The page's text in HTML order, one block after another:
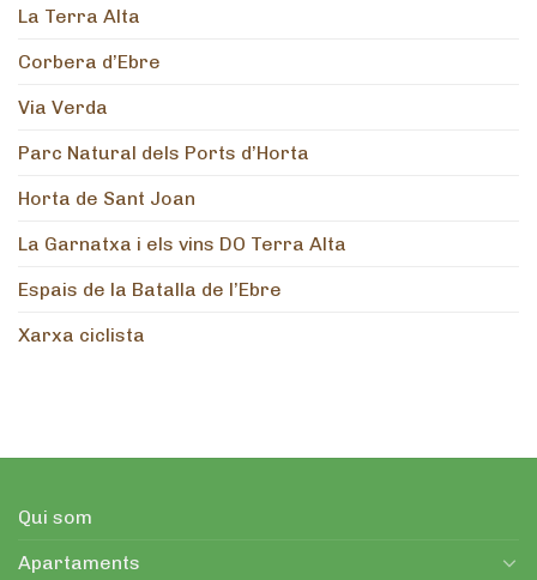
La Terra Alta
Corbera d’Ebre
Via Verda
Parc Natural dels Ports d’Horta
Horta de Sant Joan
La Garnatxa i els vins DO Terra Alta
Espais de la Batalla de l’Ebre
Xarxa ciclista
Qui som
Apartaments